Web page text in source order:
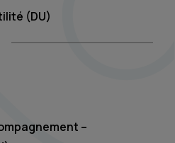
(DU)
–